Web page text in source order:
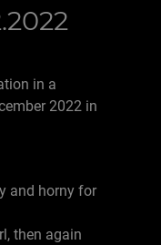
in a
2022 in
and horny for
then again